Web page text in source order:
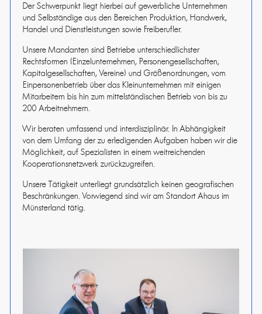
Der Schwerpunkt liegt hierbei auf gewerbliche Unternehmen
und Selbständige aus den Bereichen Produktion, Handwerk,
Handel und Dienstleistungen sowie Freiberufler.
Unsere Mandanten sind Betriebe unterschiedlichster
Rechtsformen (Einzelunternehmen, Personengesellschaften,
Kapitalgesellschaften, Vereine) und Größenordnungen, vom
Einpersonenbetrieb über das Kleinunternehmen mit einigen
Mitarbeitern bis hin zum mittelständischen Betrieb von bis zu
200 Arbeitnehmern.
Wir beraten umfassend und interdisziplinär. In Abhängigkeit
von dem Umfang der zu erledigenden Aufgaben haben wir die
Möglichkeit, auf Spezialisten in einem weitreichenden
Kooperationsnetzwerk zurückzugreifen.
Unsere Tätigkeit unterliegt grundsätzlich keinen geografischen
Beschränkungen. Vorwiegend sind wir am Standort Ahaus im
Münsterland tätig.